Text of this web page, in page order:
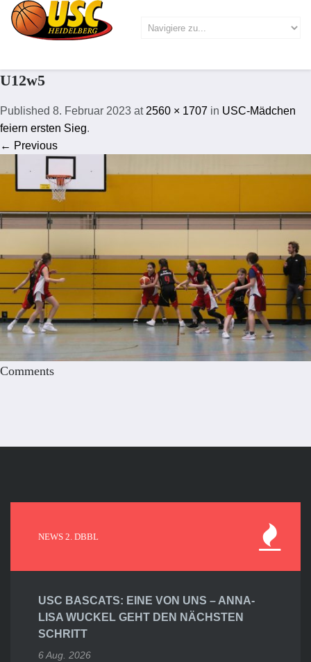
U12w5
Published 8. Februar 2023 at 2560 × 1707 in USC-Mädchen
feiern ersten Sieg.
← Previous
Comments
NEWS 2. DBBL
USC BASCATS: EINE VON UNS – ANNA-
LISA WUCKEL GEHT DEN NÄCHSTEN
SCHRITT
6 Aug. 2026